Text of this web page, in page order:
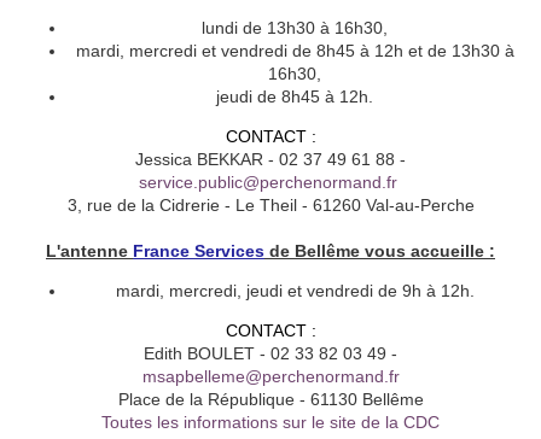
lundi de 13h30 à 16h30,
mardi, mercredi et vendredi de 8h45 à 12h et de 13h30 à
16h30,
jeudi de 8h45 à 12h.
CONTACT :
Jessica BEKKAR - 02 37 49 61 88 -
service.public@perchenormand.fr
3, rue de la Cidrerie - Le Theil - 61260 Val-au-Perche
L'antenne France Services de Bellême vous accueille :
mardi, mercredi, jeudi et vendredi de 9h à 12h.
CONTACT :
Edith BOULET - 02 33 82 03 49 -
msapbelleme@perchenormand.fr
Place de la République - 61130 Bellême
Toutes les informations sur le site de la CDC